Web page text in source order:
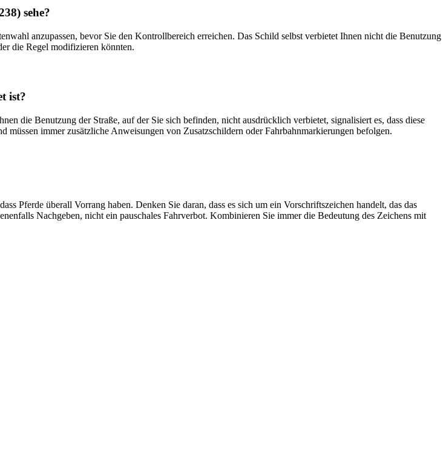
sehe?
anzupassen, bevor Sie den Kontrollbereich erreichen. Das Schild selbst verbietet Ihnen nicht die Benutzung
die Regel modifizieren könnten.
ist?
die Benutzung der Straße, auf der Sie sich befinden, nicht ausdrücklich verbietet, signalisiert es, dass diese
immer zusätzliche Anweisungen von Zusatzschildern oder Fahrbahnmarkierungen befolgen.
Pferde überall Vorrang haben. Denken Sie daran, dass es sich um ein Vorschriftszeichen handelt, das das
Nachgeben, nicht ein pauschales Fahrverbot. Kombinieren Sie immer die Bedeutung des Zeichens mit